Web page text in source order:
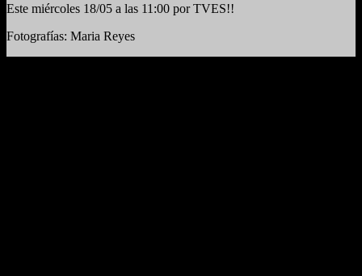
Este miércoles 18/05 a las 11:00 por TVES!!
Fotografías: Maria Reyes